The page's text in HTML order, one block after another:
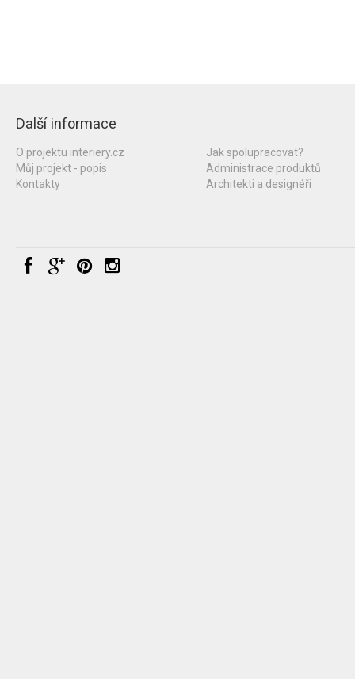
Další informace
O projektu interiery.cz
Můj projekt - popis
Kontakty
Jak spolupracovat?
Administrace produktů
Architekti a designéři